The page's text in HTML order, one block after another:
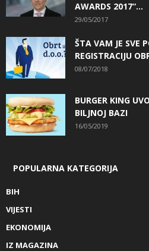
AWARDS 2017“...
29/05/2017
ŠTA VAM JE SVE
REGISTRACIJU
08/07/2018
BURGER KING
BILJNOJ BAZI
16/05/2019
POPULARNA KATEGORIJA
BIH
VIJESTI
EKONOMIJA
IZ MAGAZINA